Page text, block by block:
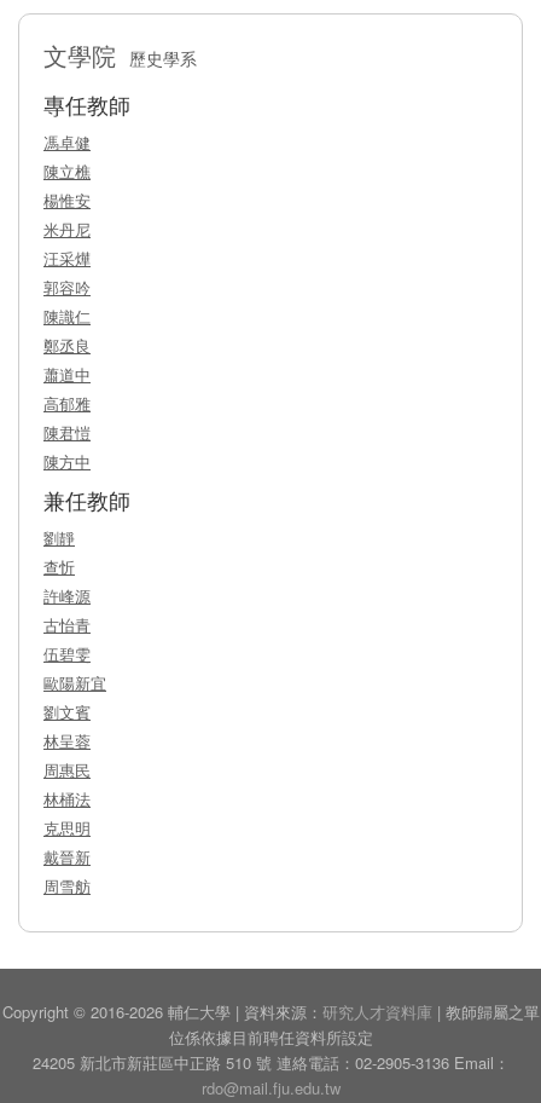
文學院 歷史學系
專任教師
馮卓健
陳立樵
楊惟安
米丹尼
汪采燁
郭容吟
陳識仁
鄭丞良
蕭道中
高郁雅
陳君愷
陳方中
兼任教師
劉靜
查忻
許峰源
古怡青
伍碧雯
歐陽新宜
劉文賓
林呈蓉
周惠民
林桶法
克思明
戴晉新
周雪舫
Copyright © 2016-2026 輔仁大學 | 資料來源： 研究人才資料庫 | 教師歸屬之單
位係依據目前聘任資料所設定
24205 新北市新莊區中正路 510 號 連絡電話：02-2905-3136 Email：
rdo@mail.fju.edu.tw